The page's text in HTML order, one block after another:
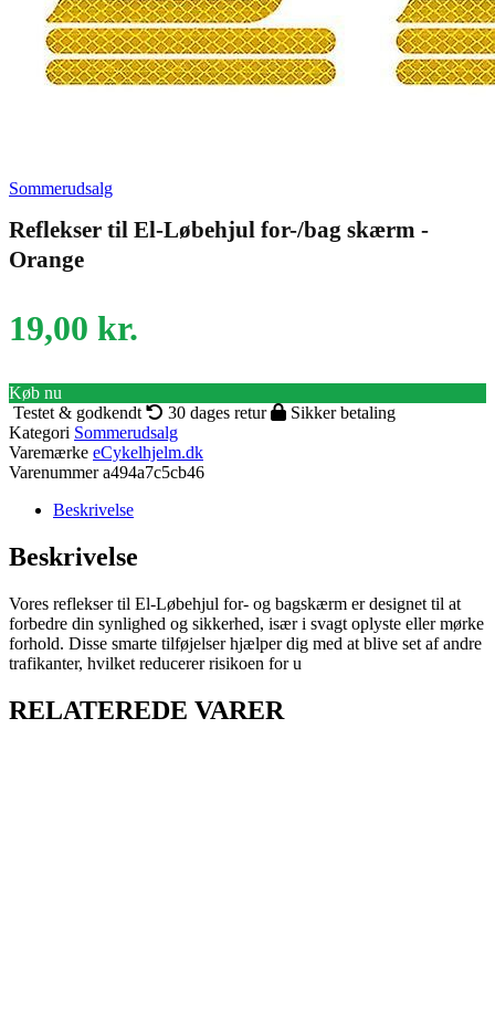
Sommerudsalg
Reflekser til El-Løbehjul for-/bag skærm -
Orange
19,00 kr.
Køb nu
Testet & godkendt
30 dages retur
Sikker betaling
Kategori Sommerudsalg
Varemærke eCykelhjelm.dk
Varenummer a494a7c5cb46
Beskrivelse
Beskrivelse
Vores reflekser til El-Løbehjul for- og bagskærm er designet til at
forbedre din synlighed og sikkerhed, især i svagt oplyste eller mørke
forhold. Disse smarte tilføjelser hjælper dig med at blive set af andre
trafikanter, hvilket reducerer risikoen for u
RELATEREDE VARER